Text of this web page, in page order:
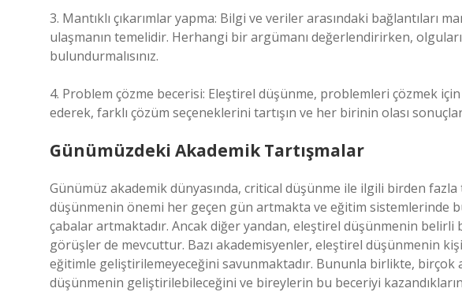
3. Mantıklı çıkarımlar yapma: Bilgi ve veriler arasındaki bağlantıları
ulaşmanın temelidir. Herhangi bir argümanı değerlendirirken, olguların
bulundurmalısınız.
4. Problem çözme becerisi: Eleştirel düşünme, problemleri çözmek
ederek, farklı çözüm seçeneklerini tartışın ve her birinin olası
Günümüzdeki Akademik Tartışmalar
Günümüz akademik dünyasında, critical düşünme ile ilgili birden
düşünmenin önemi her geçen gün artmakta ve eğitim sistemlerinde
çabalar artmaktadır. Ancak diğer yandan, eleştirel düşünmenin belirli
görüşler de mevcuttur. Bazı akademisyenler, eleştirel düşünmenin
eğitimle geliştirilemeyeceğini savunmaktadır. Bununla birlikte, birçok
düşünmenin geliştirilebileceğini ve bireylerin bu beceriyi